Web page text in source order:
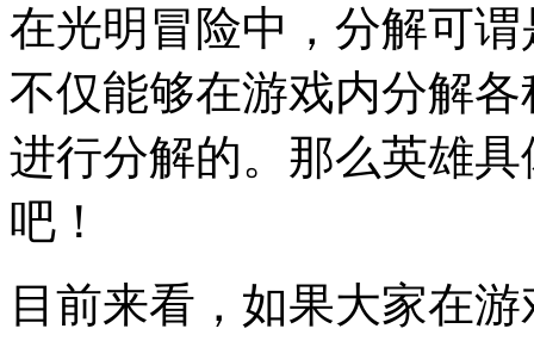
在光明冒险中，分解可
不仅能够在游戏内分解
进行分解的。那么英雄
吧！
目前来看，如果大家在